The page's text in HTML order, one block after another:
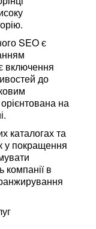
SEO є
включення
до
на
каталогах та
у покращення
компанії в